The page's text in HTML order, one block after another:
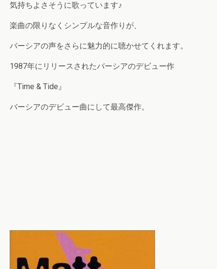
気持ちよさそうに歌っています♪
楽曲の限りなくシンプルな音作りが、
バーシアの声をさらに魅力的に聴かせてくれます。
1987年にリリースされたバーシアのデビュー作
『Time & Tide』
バーシアのデビュー曲にして最高傑作。